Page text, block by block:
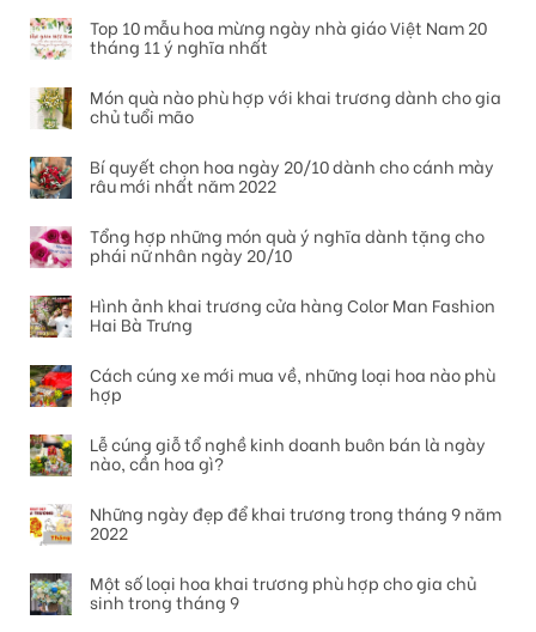
Top 10 mẫu hoa mừng ngày nhà giáo Việt Nam 20
tháng 11 ý nghĩa nhất
Món quà nào phù hợp với khai trương dành cho gia
chủ tuổi mão
Bí quyết chọn hoa ngày 20/10 dành cho cánh mày
râu mới nhất năm 2022
Tổng hợp những món quà ý nghĩa dành tặng cho
phái nữ nhân ngày 20/10
Hình ảnh khai trương cửa hàng Color Man Fashion
Hai Bà Trưng
Cách cúng xe mới mua về, những loại hoa nào phù
hợp
Lễ cúng giỗ tổ nghề kinh doanh buôn bán là ngày
nào, cần hoa gì?
Những ngày đẹp để khai trương trong tháng 9 năm
2022
Một số loại hoa khai trương phù hợp cho gia chủ
sinh trong tháng 9